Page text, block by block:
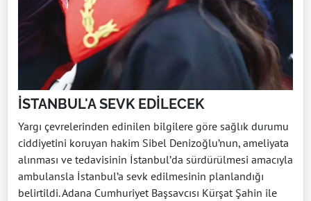
İSTANBUL'A SEVK EDİLECEK
Yargı çevrelerinden edinilen bilgilere göre sağlık durumu
ciddiyetini koruyan hakim Sibel Denizoğlu’nun, ameliyata
alınması ve tedavisinin İstanbul’da sürdürülmesi amacıyla
ambulansla İstanbul’a sevk edilmesinin planlandığı
belirtildi. Adana Cumhuriyet Başsavcısı Kürşat Şahin ile